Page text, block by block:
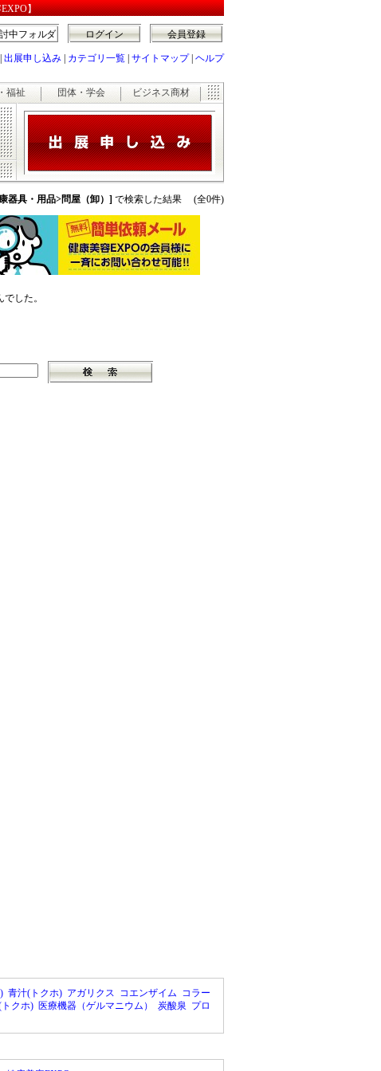
】
会員登録
ログイン
中フォルダ
出展申し込み カテゴリ一覧 サイトマップ| ヘルプ
福祉 団体・学会 ビジネス商材
器具・用品>問屋（卸）] で検索した結果 (全0件)
した。
青汁(トクホ) アガリクス コエンザイム コラー
クホ) 医療機器（ゲルマニウム） 炭酸泉 プロ